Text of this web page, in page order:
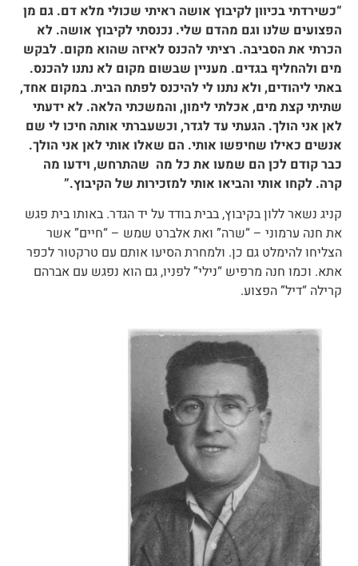
“כשירדתי בכיוון לקיבוץ אושה ראיתי שכולי מלא דם. גם מן
הפצועים שלנו וגם מהדם שלי. נכנסתי לקיבוץ אושה. לא
הכרתי את הסביבה. רציתי להכנס לאיזה שהוא מקום. לבקש
מים ולהחליף בגדים. מעניין שבשום מקום לא נתנו להכנס.
באתי ליהודים, ולא נתנו לי להיכנס לפתח הבית. במקום אחד,
שתיתי קצת מים, אכלתי לימון, והמשכתי הלאה. לא ידעתי
לאן אני הולך. הגעתי עד לגדר, וכשעברתי אותה חיכו לי שם
אנשים כאילו שחיפשו אותי. הם שאלו אותי לאן אני הולך.
כבר קודם לכן הם שמעו את כל מה שהתרחש, וידעו מה
קרה. לקחו אותי והביאו אותי למזכירות של הקיבוץ.”
קניג נשאר ללון בקיבוץ, בבית בודד על יד הגדר. באותו בית פגש
את חנה ערמוני – “שרה” ואת אלברט שמש – “חיים” אשר
הצליחו להימלט גם כן. ולמחרת הסיעו אותם עם טרקטור לכפר
אתא. וכמו חנה מרפיש “נילי” לפניו, גם הוא נפגש עם אברהם
קרילה “דיל” הפצוע.